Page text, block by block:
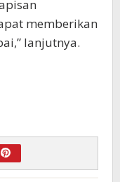
memberikan
lanjutnya.